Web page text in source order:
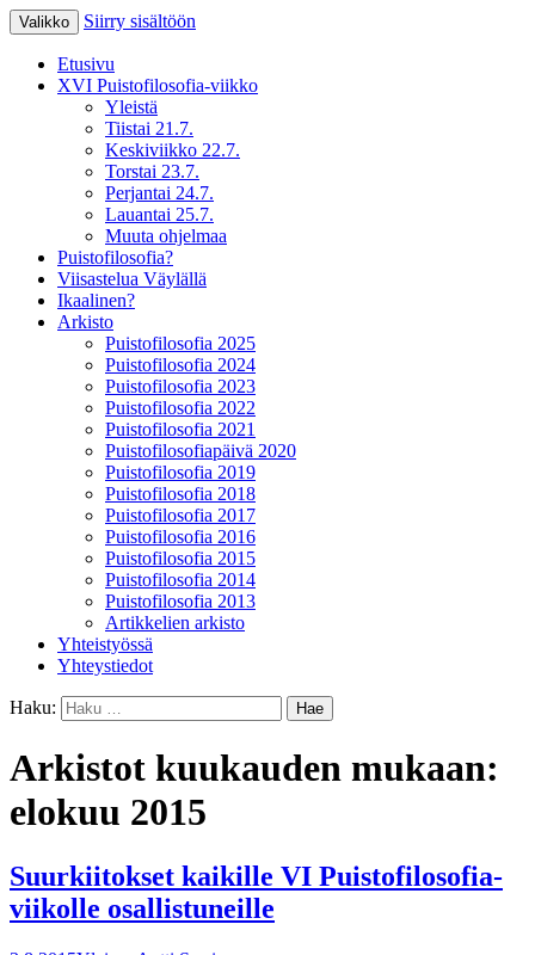
Puistofilosofia
15.-19.7.2025
Valikko Siirry sisältöön
Etusivu
XVI Puistofilosofia-viikko
Yleistä
Tiistai 21.7.
Keskiviikko 22.7.
Torstai 23.7.
Perjantai 24.7.
Lauantai 25.7.
Muuta ohjelmaa
Puistofilosofia?
Viisastelua Väylällä
Ikaalinen?
Arkisto
Puistofilosofia 2025
Puistofilosofia 2024
Puistofilosofia 2023
Puistofilosofia 2022
Puistofilosofia 2021
Puistofilosofiapäivä 2020
Puistofilosofia 2019
Puistofilosofia 2018
Puistofilosofia 2017
Puistofilosofia 2016
Puistofilosofia 2015
Puistofilosofia 2014
Puistofilosofia 2013
Artikkelien arkisto
Yhteistyössä
Yhteystiedot
Haku:
Arkistot kuukauden mukaan:
elokuu 2015
Suurkiitokset kaikille VI Puistofilosofia-
viikolle osallistuneille